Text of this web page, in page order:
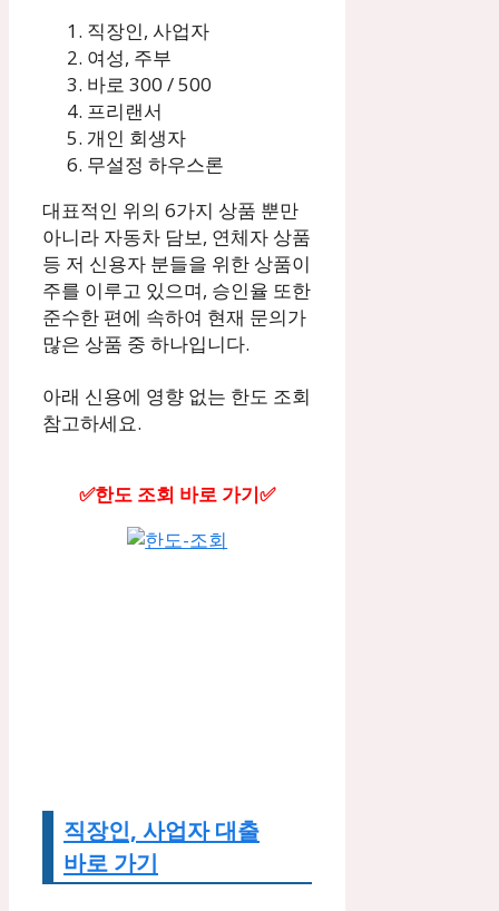
직장인, 사업자
여성, 주부
바로 300 / 500
프리랜서
개인 회생자
무설정 하우스론
대표적인 위의 6가지 상품 뿐만
아니라 자동차 담보, 연체자 상품
등 저 신용자 분들을 위한 상품이
주를 이루고 있으며, 승인율 또한
준수한 편에 속하여 현재 문의가
많은 상품 중 하나입니다.
아래 신용에 영향 없는 한도 조회
참고하세요.
✅한도 조회 바로 가기✅
직장인, 사업자 대출
바로 가기